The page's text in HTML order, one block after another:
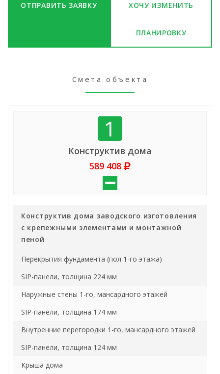
ХОЧУ ИЗМЕНИТЬ
ПЛАНИРОВКУ
ОТПРАВИТЬ ЗАЯВКУ
Смета объекта
1
Конструктив дома
589 408
Конструктив дома заводского изготовления
с крепежными элементами и монтажной
пеной
Перекрытия фундамента (пол 1-го этажа)
SIP-панели, толщина 224 мм
Наружные стены 1-го, мансардного этажей
SIP-панели, толщина 174 мм
Внутренние перегородки 1-го, мансардного этажей
SIP-панели, толщина 124 мм
Крыша дома